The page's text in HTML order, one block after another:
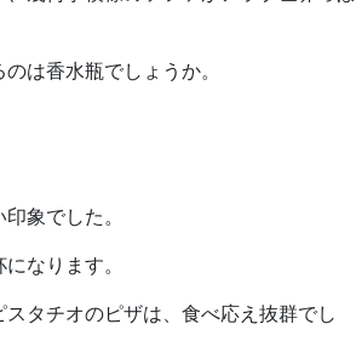
は香水瓶でしょうか。
象でした。
なります。
タチオのピザは、食べ応え抜群でし